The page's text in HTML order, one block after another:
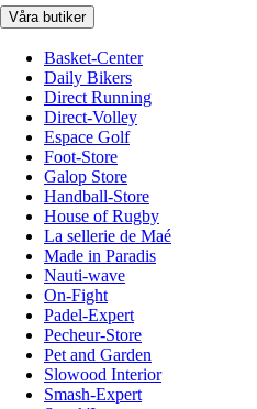
Våra butiker
Basket-Center
Daily Bikers
Direct Running
Direct-Volley
Espace Golf
Foot-Store
Galop Store
Handball-Store
House of Rugby
La sellerie de Maé
Made in Paradis
Nauti-wave
On-Fight
Padel-Expert
Pecheur-Store
Pet and Garden
Slowood Interior
Smash-Expert